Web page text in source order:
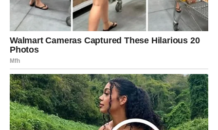
Moguće je i novo poznanstvo koje vas inspiriše. Flert koji
počinje bez očekivanja, ali sa mnogo smeha. Ili susret sa
osobom koja vas podseća koliko volite da razgovarate i
razmenjujete ideje.
Vaša mala radost biće u osećaju da se život ponovo
pokreće – da se vrata otvaraju tamo gde ste mislili da su
zatvorena.